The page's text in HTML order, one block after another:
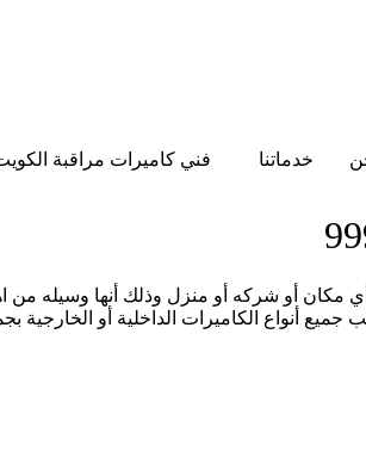
خدماتنا فني كاميرات مراقبة
أو شركه أو منزل وذلك أنها وسيله من
أنواع الكاميرات الداخلية أو الخارجية